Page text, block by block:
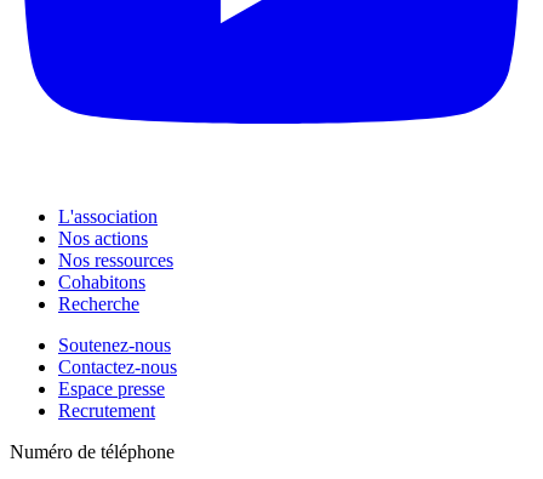
L'association
Nos actions
Nos ressources
Cohabitons
Recherche
Soutenez-nous
Contactez-nous
Espace presse
Recrutement
Numéro de téléphone